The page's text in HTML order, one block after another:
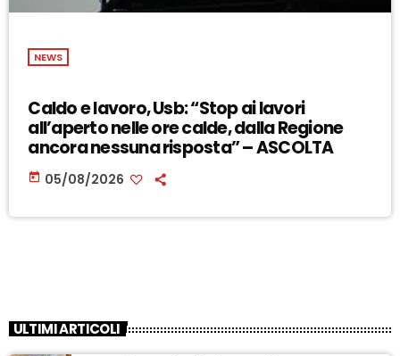
NEWS
Caldo e lavoro, Usb: “Stop ai lavori
all’aperto nelle ore calde, dalla Regione
ancora nessuna risposta” – ASCOLTA
today 05/08/2026
ULTIMI ARTICOLI